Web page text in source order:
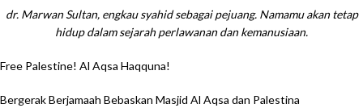
dr. Marwan Sultan, engkau syahid sebagai pejuang. Namamu akan tetap
hidup dalam sejarah perlawanan dan kemanusiaan.
Free Palestine! Al Aqsa Haqquna!
Bergerak Berjamaah Bebaskan Masjid Al Aqsa dan Palestina